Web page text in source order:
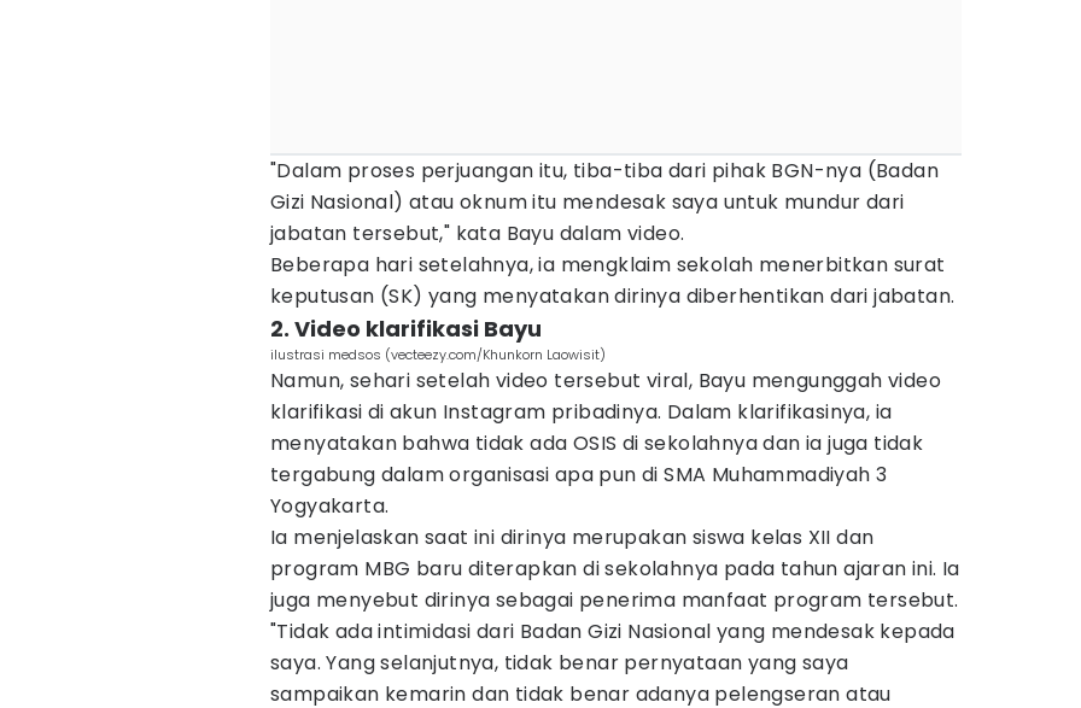
"Dalam proses perjuangan itu, tiba-tiba dari pihak BGN-nya (Badan
Gizi Nasional) atau oknum itu mendesak saya untuk mundur dari
jabatan tersebut," kata Bayu dalam video.
Beberapa hari setelahnya, ia mengklaim sekolah menerbitkan surat
keputusan (SK) yang menyatakan dirinya diberhentikan dari jabatan.
2. Video klarifikasi Bayu
ilustrasi medsos (vecteezy.com/Khunkorn Laowisit)
Namun, sehari setelah video tersebut viral, Bayu mengunggah video
klarifikasi di akun Instagram pribadinya. Dalam klarifikasinya, ia
menyatakan bahwa tidak ada OSIS di sekolahnya dan ia juga tidak
tergabung dalam organisasi apa pun di SMA Muhammadiyah 3
Yogyakarta.
Ia menjelaskan saat ini dirinya merupakan siswa kelas XII dan
program MBG baru diterapkan di sekolahnya pada tahun ajaran ini. Ia
juga menyebut dirinya sebagai penerima manfaat program tersebut.
"Tidak ada intimidasi dari Badan Gizi Nasional yang mendesak kepada
saya. Yang selanjutnya, tidak benar pernyataan yang saya
sampaikan kemarin dan tidak benar adanya pelengseran atau